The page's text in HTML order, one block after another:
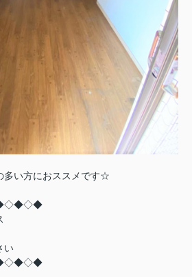
多い方におススメです☆
い